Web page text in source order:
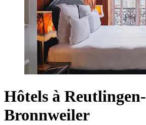
Hôtels à Reutlingen-
Bronnweiler